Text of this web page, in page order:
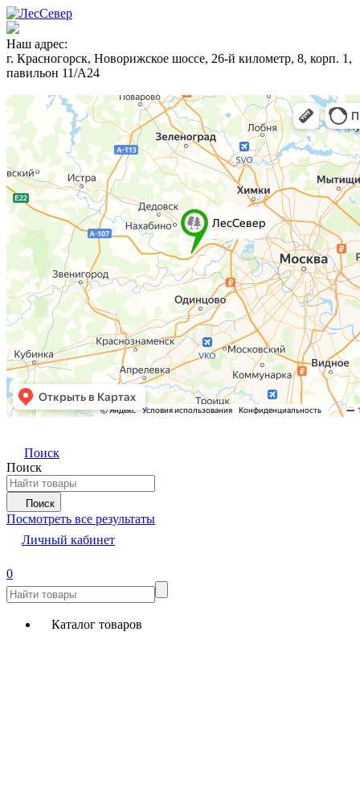
Наш адрес:
г. Красногорск, Новорижское шоссе, 26-й километр, 8, корп. 1,
павильон 11/А24
Поиск
Поиск
Поиск
Посмотреть все результаты
Личный кабинет
0
Каталог товаров